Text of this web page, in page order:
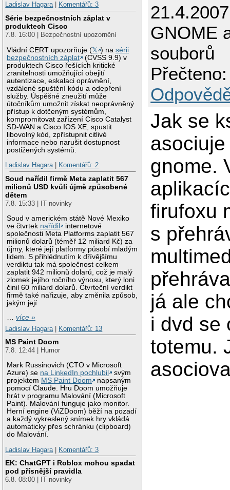
Ladislav Hagara| Komentářů: 3
Série bezpečnostních záplat v
produktech Cisco
7.8. 16:00 | Bezpečnostní upozornění
Vládní CERT upozorňuje (𝕏 ) nasérii
bezpečnostních záplat
(CVSS 9.9) v
produktech Cisco řešících kritické
zranitelnosti umožňující obejití
autentizace, eskalaci oprávnění,
vzdálené spuštění kódu a odepření
služby. Úspěšné zneužití může
útočníkům umožnit získat neoprávněný
přístup k dotčeným systémům,
kompromitovat zařízení Cisco Catalyst
SD-WAN a Cisco IOS XE, spustit
libovolný kód, zpřístupnit citlivé
informace nebo narušit dostupnost
postižených systémů.
Ladislav Hagara| Komentářů: 2
Soud nařídil firmě Meta zaplatit 567
milionů USD kvůli újmě způsobené
dětem
7.8. 15:33 | IT novinky
Soud v americkém státě Nové Mexiko
ve čtvrtek nařídil
internetové
společnosti Meta Platforms zaplatit 567
milionů dolarů (téměř 12 miliard Kč) za
újmy, které její platformy působí mladým
lidem. S přihlédnutím k dřívějšímu
verdiktu tak má společnost celkem
zaplatit 942 milionů dolarů, což je malý
zlomek jejího ročního výnosu, který loni
činil 60 miliard dolarů. Čtvrteční verdikt
firmě také nařizuje, aby změnila způsob,
jakým její
…více »
Ladislav Hagara
Komentářů: 13
MS Paint Doom
7.8. 12:44 | Humor
Mark Russinovich (CTO v Microsoft
Azure) se na LinkedIn pochlubil
svým
projektem MS Paint Doom
napsaným
pomocí Claude. Hru Doom umožňuje
hrát v programu Malování (Microsoft
Paint). Malování funguje jako monitor.
Herní engine (ViZDoom) běží na pozadí
a každý vykreslený snímek hry vkládá
automaticky přes schránku (clipboard)
do Malování.
Ladislav Hagara
Komentářů: 3
EK: ChatGPT i Roblox mohou spadat
pod přísnější pravidla
6.8. 08:00 | IT novinky
GNOME
souborů
Jak se
gnome.
firufoxu
s
já ale
i dvd se
totemu.